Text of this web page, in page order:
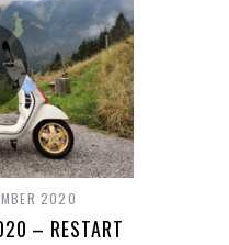
2020
– RESTART